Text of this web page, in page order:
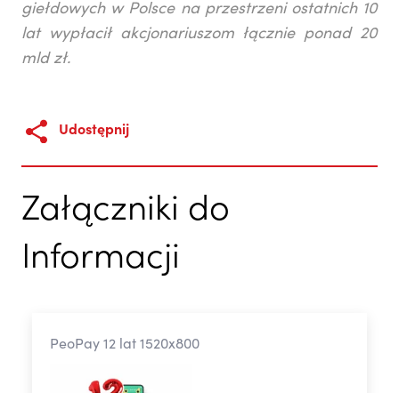
giełdowych w Polsce na przestrzeni ostatnich 10
lat wypłacił akcjonariuszom łącznie ponad 20
mld zł.
Udostępnij
Załączniki do
Informacji
PeoPay 12 lat 1520x800